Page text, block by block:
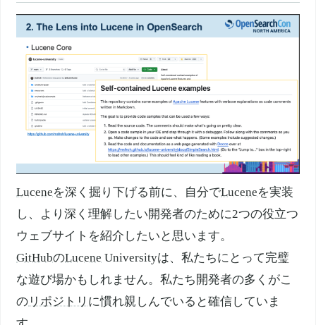
Luceneを深く掘り下げる前に、自分でLuceneを実装
し、より深く理解したい開発者のために2つの役立つ
ウェブサイトを紹介したいと思います。
GitHubのLucene Universityは、私たちにとって完璧
な遊び場かもしれません。私たち開発者の多くがこ
の リポジトリ に慣れ親しんでいると確信していま